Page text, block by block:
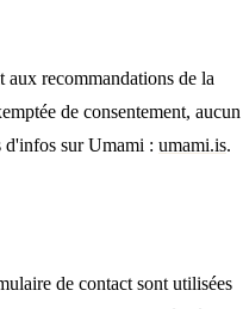
aux recommandations de la
de consentement, aucun
d'infos sur Umami : umami.is.
de contact sont utilisées